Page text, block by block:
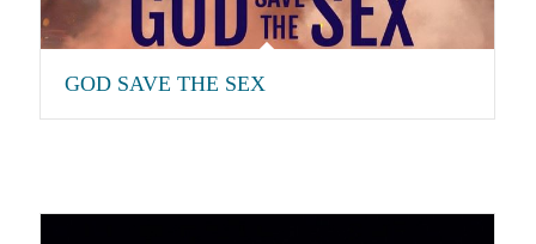
GOD SAVE THE SEX